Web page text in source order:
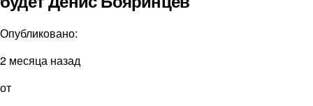
Опубликовано:
2 месяца назад
от